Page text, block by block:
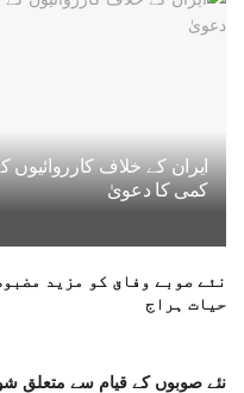
ایران کے خلاف کارروائیوں
کمی کا دعویٰ
نئے صوبے وفاق کو مزید
حیات ہراج
نئے صوبوں کے قیام سے متعلق